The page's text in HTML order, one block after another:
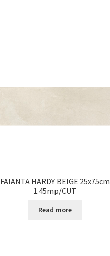
FAIANTA HARDY BEIGE 25x75cm
1.45mp/CUT
Read more